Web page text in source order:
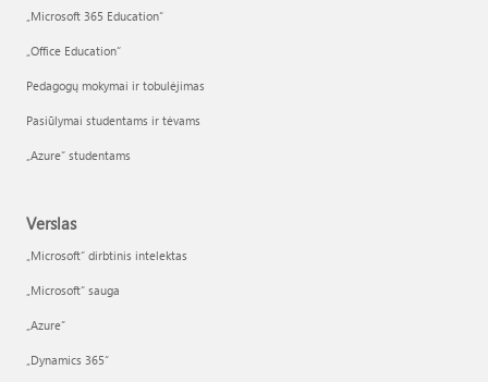
„Microsoft 365 Education“
„Office Education“
Pedagogų mokymai ir tobulėjimas
Pasiūlymai studentams ir tėvams
„Azure“ studentams
Verslas
„Microsoft“ dirbtinis intelektas
„Microsoft“ sauga
„Azure”
„Dynamics 365“